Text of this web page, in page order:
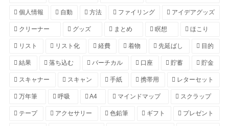
個人情報 自動 方法 ファイリング アイデアグッズ
クリーナー グッズ まとめ 瞑想 ほこり
リスト リスト化 経費 着物 先延ばし 目的
結果 落ち込む バーチカル 口座 貯蓄 貯金
スキャナー スキャン 手紙 携帯用 レターセット
万年筆 呼吸 A4 マインドマップ スクラップ
テープ アクセサリー 色鉛筆 ギフト プレゼント